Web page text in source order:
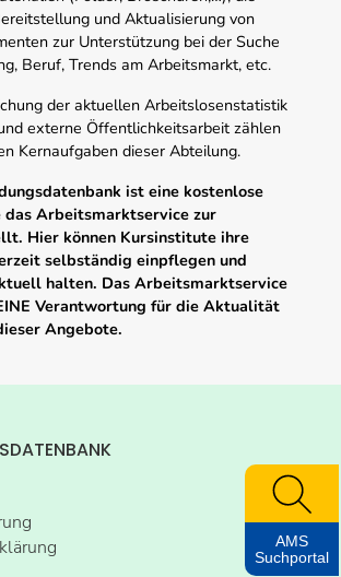
und Aktualisierung von
zur Unterstützung bei der Suche
Beruf, Trends am Arbeitsmarkt, etc.
der aktuellen Arbeitslosenstatistik
externe Öffentlichkeitsarbeit zählen
Kernaufgaben dieser Abteilung.
ist eine kostenlose
Arbeitsmarktservice zur
Hier können Kursinstitute ihre
selbständig einpflegen und
halten. Das Arbeitsmarktservice
Verantwortung für die Aktualität
Angebote.
AMS
Suchportal